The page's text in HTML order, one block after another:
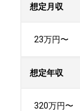
想定月収
23万円〜
想定年収
320万円〜